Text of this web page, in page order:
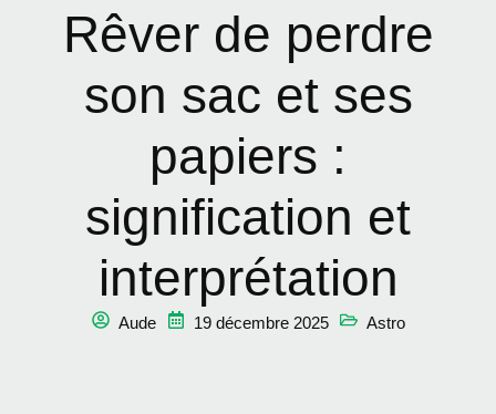
Rêver de perdre
son sac et ses
papiers :
signification et
interprétation
Aude 19 décembre 2025 Astro